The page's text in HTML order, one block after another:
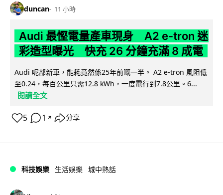
duncan 11 小時
Audi 最慳電量產車現身 A2 e-tron 迷
彩造型曝光 快充 26 分鐘充滿 8 成電
Audi 呢部新車，能耗竟然係25年前嘅一半。 A2 e-tron 風阻低
至0.24，每百公里只需12.8 kWh，一度電行到7.8公里。6...
閱讀全文
5 1 ↗ 分享
科技娛樂 生活娛樂 城中熱話